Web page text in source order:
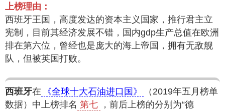
上榜理由：
西班牙王国，高度发达的资本主义国家，推行君主立
宪制，目前其经济发展不错，国内gdp生产总值在欧洲
排在第六位，曾经也是庞大的海上帝国，拥有无敌舰
队，但被英国打败。
西班牙在 《全球十大石油进口国》
（2019年五月榜单
数据）中上榜排名 第七
，前后上榜的分别为“德